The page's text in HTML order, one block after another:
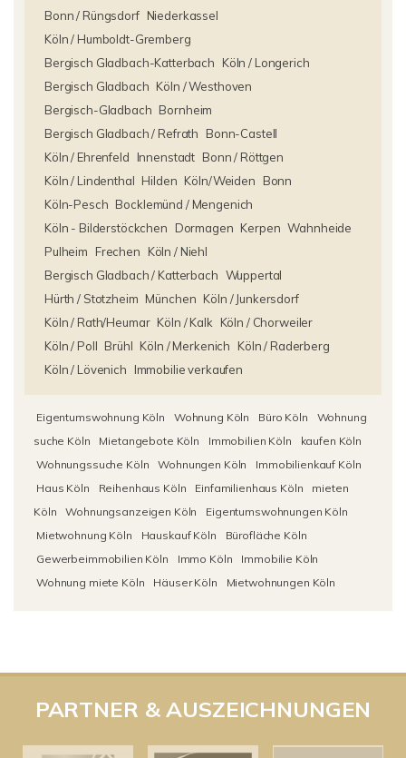
Bonn / Rüngsdorf Niederkassel
Köln / Humboldt-Gremberg
Bergisch Gladbach-Katterbach
Köln / Longerich
Bergisch Gladbach Köln / Westhoven
Bergisch-Gladbach Bornheim
Bergisch Gladbach / Refrath
Bonn-Castell
Köln / Ehrenfeld
Innenstadt Bonn / Röttgen
Köln / Lindenthal Hilden Köln/Weiden
Bonn
Köln-Pesch Bocklemünd / Mengenich
Köln - Bilderstöckchen
Dormagen Kerpen Wahnheide
Pulheim
Frechen
Köln / Niehl
Bergisch Gladbach / Katterbach Wuppertal
Hürth / Stotzheim München Köln / Junkersdorf
Köln / Rath/Heumar Köln / Kalk
Köln / Chorweiler
Köln / Poll Brühl Köln / Merkenich
Köln / Raderberg
Köln / Lövenich
Immobilie verkaufen
Eigentumswohnung Köln Wohnung Köln Büro Köln
Wohnung
suche Köln
Mietangebote Köln Immobilien Köln
kaufen Köln
Wohnungssuche Köln
Wohnungen Köln
Immobilienkauf Köln
Haus Köln
Reihenhaus Köln Einfamilienhaus Köln
mieten
Köln
Wohnungsanzeigen Köln
Eigentumswohnungen Köln
Mietwohnung Köln
Hauskauf Köln
Bürofläche Köln
Gewerbeimmobilien Köln
Immo Köln
Immobilie Köln
Wohnung miete Köln
Häuser Köln Mietwohnungen Köln
PARTNER & AUSZEICHNUNGEN